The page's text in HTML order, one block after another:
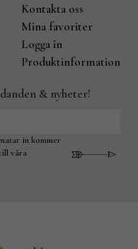
Kontakta oss
Mina favoriter
Logga in
Produktinformation
& nyheter!
in kommer
våra